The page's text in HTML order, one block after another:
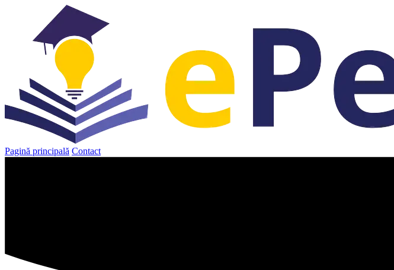
Pagină principală Contact